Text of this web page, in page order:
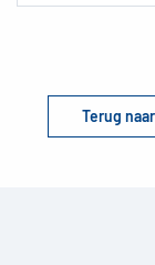
Terug